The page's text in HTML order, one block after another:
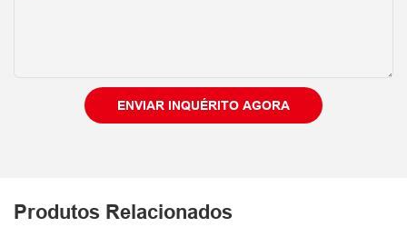
ENVIAR INQUÉRITO AGORA
Produtos Relacionados